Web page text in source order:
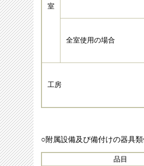
室
全室使用の場合
工房
○附属設備及び備付けの器具
品目